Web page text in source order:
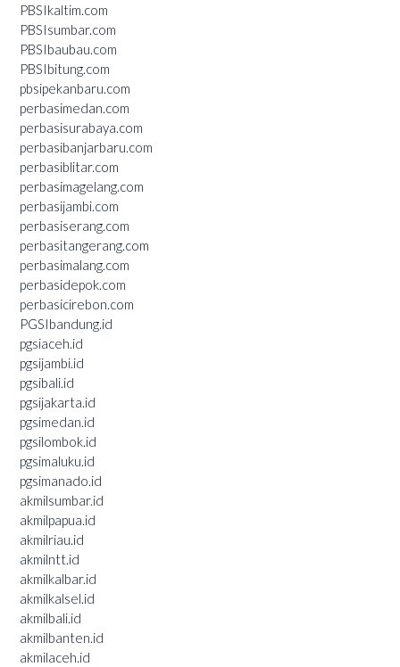
PBSIkaltim.com
PBSIsumbar.com
PBSIbaubau.com
PBSIbitung.com
pbsipekanbaru.com
perbasimedan.com
perbasisurabaya.com
perbasibanjarbaru.com
perbasiblitar.com
perbasimagelang.com
perbasijambi.com
perbasiserang.com
perbasitangerang.com
perbasimalang.com
perbasidepok.com
perbasicirebon.com
PGSIbandung.id
pgsiaceh.id
pgsijambi.id
pgsibali.id
pgsijakarta.id
pgsimedan.id
pgsilombok.id
pgsimaluku.id
pgsimanado.id
akmilsumbar.id
akmilpapua.id
akmilriau.id
akmilntt.id
akmilkalbar.id
akmilkalsel.id
akmilbali.id
akmilbanten.id
akmilaceh.id